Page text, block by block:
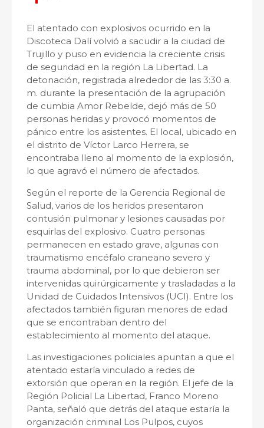
El atentado con explosivos ocurrido en la
Discoteca Dalívolvió a sacudir a la ciudad de
Trujillo y puso en evidencia la creciente crisis
de seguridad en la región La Libertad. La
detonación, registrada alrededor de las 3:30 a.
m. durante la presentación de la agrupación
de cumbia Amor Rebelde, dejó más de 50
personas heridas y provocó momentos de
pánico entre los asistentes. El local, ubicado en
el distrito de Víctor Larco Herrera, se
encontraba lleno al momento de la explosión,
lo que agravó el número de afectados.
Según el reporte de la Gerencia Regional de
Salud, varios de los heridos presentaron
contusión pulmonar y lesiones causadas por
esquirlas del explosivo. Cuatro personas
permanecen en estado grave, algunas con
traumatismo encéfalo craneano severo y
trauma abdominal, por lo que debieron ser
intervenidas quirúrgicamente y trasladadas a la
Unidad de Cuidados Intensivos (UCI). Entre los
afectados también figuran menores de edad
que se encontraban dentro del
establecimiento al momento del ataque.
Las investigaciones policiales apuntan a que el
atentado estaría vinculado a redes de
extorsión que operan en la región. El jefe de la
Región Policial La Libertad, Franco Moreno
Panta, señaló que detrás del ataque estaría la
organización criminal Los Pulpos, cuyos